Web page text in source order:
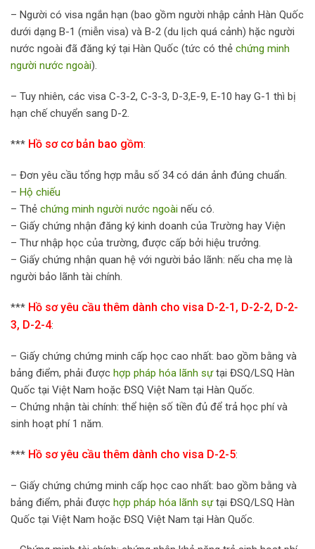
– Người có visa ngắn hạn (bao gồm người nhập cảnh Hàn Quốc
dưới dạng B-1 (miễn visa) và B-2 (du lịch quá cảnh) hặc người
nước ngoài đã đăng ký tại Hàn Quốc (tức có thẻ chứng minh
người nước ngoài).
– Tuy nhiên, các visa C-3-2, C-3-3, D-3,E-9, E-10 hay G-1 thì bị
hạn chế chuyển sang D-2.
*** Hồ sơ cơ bản bao gồm:
– Đơn yêu cầu tổng hợp mẫu số 34 có dán ảnh đúng chuẩn.
– Hộ chiếu
– Thẻ chứng minh người nước ngoài nếu có.
– Giấy chứng nhận đăng ký kinh doanh của Trường hay Viện
– Thư nhập học của trường, được cấp bởi hiệu trưởng.
– Giấy chứng nhận quan hệ với người bảo lãnh: nếu cha mẹ là
người bảo lãnh tài chính.
*** Hồ sơ yêu cầu thêm dành cho visa D-2-1, D-2-2, D-2-
3, D-2-4:
– Giấy chứng chứng minh cấp học cao nhất: bao gồm bằng và
bảng điểm, phải được hợp pháp hóa lãnh sựtại ĐSQ/LSQ Hàn
Quốc tại Việt Nam hoặc ĐSQ Việt Nam tại Hàn Quốc.
– Chứng nhận tài chính: thể hiện số tiền đủ để trả học phí và
sinh hoạt phí 1 năm.
*** Hồ sơ yêu cầu thêm dành cho visa D-2-5:
– Giấy chứng chứng minh cấp học cao nhất: bao gồm bằng và
bảng điểm, phải được hợp pháp hóa lãnh sựtại ĐSQ/LSQ Hàn
Quốc tại Việt Nam hoặc ĐSQ Việt Nam tại Hàn Quốc.